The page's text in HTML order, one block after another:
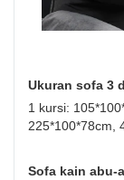
Ukuran sofa 3
1 kursi:
225*100*78cm,
Sofa kain abu-